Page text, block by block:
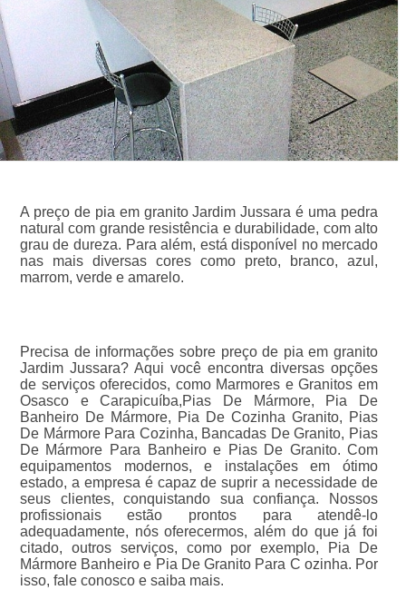
A preço de pia em granito Jardim Jussara é uma pedra
natural com grande resistência e durabilidade, com alto
grau de dureza. Para além, está disponível no mercado
nas mais diversas cores como preto, branco, azul,
marrom, verde e amarelo.
Precisa de informações sobre preço de pia em granito
Jardim Jussara? Aqui você encontra diversas opções
de serviços oferecidos, como Marmores e Granitos em
Osasco e Carapicuíba,Pias De Mármore, Pia De
Banheiro De Mármore, Pia De Cozinha Granito, Pias
De Mármore Para Cozinha, Bancadas De Granito, Pias
De Mármore Para Banheiro e Pias De Granito. Com
equipamentos modernos, e instalações em ótimo
estado, a empresa é capaz de suprir a necessidade de
seus clientes, conquistando sua confiança. Nossos
profissionais estão prontos para atendê-lo
adequadamente, nós oferecermos, além do que já foi
citado, outros serviços, como por exemplo, Pia De
Mármore Banheiro e Pia De Granito Para C ozinha. Por
isso, fale conosco e saiba mais.